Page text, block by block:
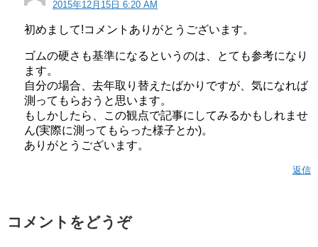
2015年12月15日 6:20 AM
初めまして!コメントありがとうございます。
ゴムの硬さも基準になるというのは、とても参考になり
ます。
自分の場合、去年取り替えたばかりですが、気になれば
測ってもらおうと思います。
もしかしたら、この観点で記事にしてみるかもしれませ
ん(実際に測ってもらった様子とか)。
ありがとうございます。
返信
コメントをどうぞ